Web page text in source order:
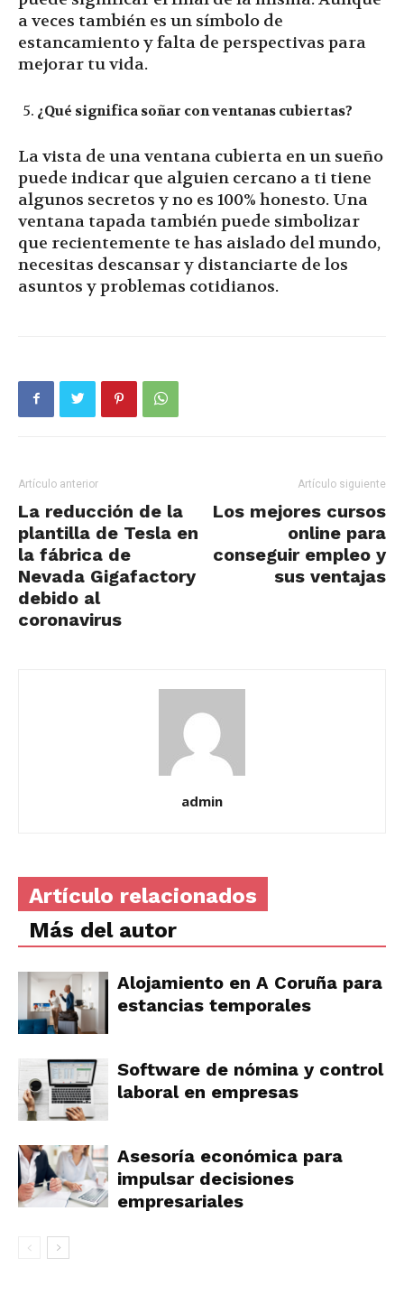
a veces también es un símbolo de
estancamiento y falta de perspectivas para
mejorar tu vida.
¿Qué significa soñar con ventanas cubiertas?
La vista de una ventana cubierta en un sueño
puede indicar que alguien cercano a ti tiene
algunos secretos y no es 100% honesto. Una
ventana tapada también puede simbolizar
que recientemente te has aislado del mundo,
necesitas descansar y distanciarte de los
asuntos y problemas cotidianos.
Artículo anterior
La reducción de la
plantilla de Tesla en
la fábrica de
Nevada Gigafactory
debido al
coronavirus
Artículo siguiente
Los mejores cursos
online para
conseguir empleo y
sus ventajas
admin
Artículo relacionados
Más del autor
Alojamiento en A Coruña para
estancias temporales
Software de nómina y control
laboral en empresas
Asesoría económica para
impulsar decisiones
empresariales